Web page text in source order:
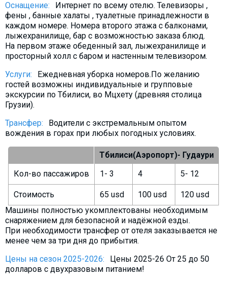
Оснащение:
Интернет по всему отелю. Телевизоры ,
фены , банные халаты , туалетные принадлежности в
каждом номере. Номера второго этажа с балконами,
лыжехранилище, бар с возможностью заказа блюд.
На первом этаже обеденный зал, лыжехранилище и
просторный холл с баром и настенным телевизором.
Услуги:
Ежедневная уборка номеров.По желанию
гостей возможны индивидуальные и групповые
экскурсии по Тбилиси, во Мцхету (древняя столица
Грузии).
Трансфер:
Водители с экстремальным опытом
вождения в горах при любых погодных условиях.
Тбилиси(Аэропорт)- Гудаури
Кол-во пассажиров
1- 3 4 5- 12
Стоимость 65 usd 100 usd
120 usd
Машины полностью укомплектованы необходимым
снаряжением для безопасной и надёжной езды.
При необходимости трансфер от отеля заказывается не
менее чем за три дня до прибытия.
Цены на сезон 2025-2026:
Цены 2025-26 От 25 до 50
долларов с двухразовым питанием!